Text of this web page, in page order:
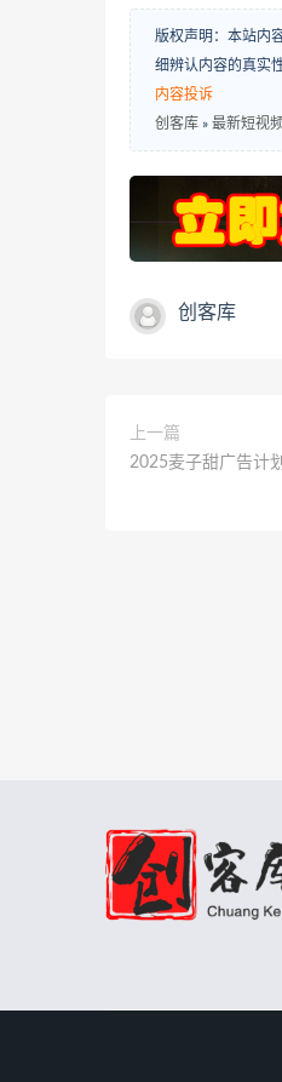
版权声明：本站内
细辨认内容的真实
内容投诉
创客库 » 最新短视
创客库
上一篇
‌2025麦子甜广告计